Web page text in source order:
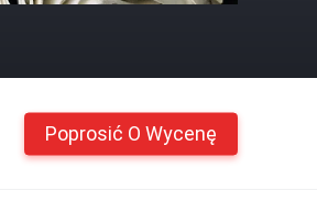
Poprosić O Wycenę